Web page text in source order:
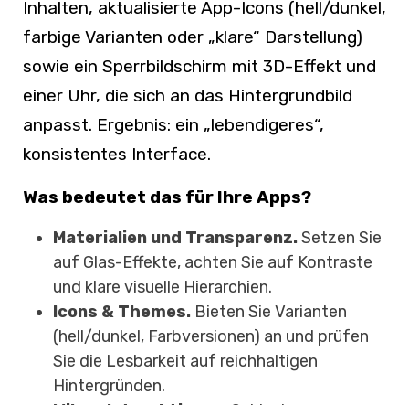
Inhalten, aktualisierte App-Icons (hell/dunkel,
farbige Varianten oder „klare“ Darstellung)
sowie ein Sperrbildschirm mit 3D-Effekt und
einer Uhr, die sich an das Hintergrundbild
anpasst. Ergebnis: ein „lebendigeres“,
konsistentes Interface.
Was bedeutet das für Ihre Apps?
Materialien und Transparenz.Setzen Sie
auf Glas-Effekte, achten Sie auf Kontraste
und klare visuelle Hierarchien.
Icons & Themes. Bieten Sie Varianten
(hell/dunkel, Farbversionen) an und prüfen
Sie die Lesbarkeit auf reichhaltigen
Hintergründen.